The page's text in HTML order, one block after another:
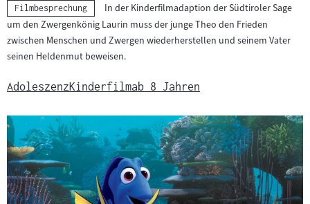
Kategorie:
Filmbesprechung
In der Kinderfilmadaption der Südtiroler Sage
um den Zwergenkönig Laurin muss der junge Theo den Frieden
zwischen Menschen und Zwergen wiederherstellen und seinem Vater
seinen Heldenmut beweisen.
AdoleszenzKinderfilmab 8 Jahren